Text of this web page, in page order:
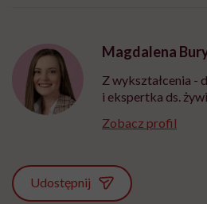
Magdalena
Z wykształcenia -
i ekspertka ds.
Zobacz profil
Udostępnij